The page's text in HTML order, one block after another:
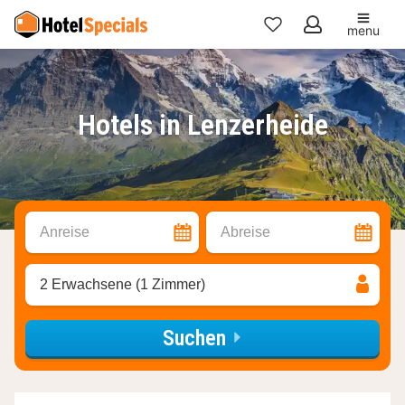
Meine
Favoriten
menu
Hotels in Lenzerheide
Anreise Abreise
2 Erwachsene (1 Zimmer)
Suchen